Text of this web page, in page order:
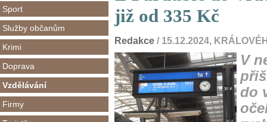
Sport
Služby občanům
Krimi
Doprava
Vzdělávání
Firmy
již od 335 Kč
Redakce / 15.12.2024,
V
do